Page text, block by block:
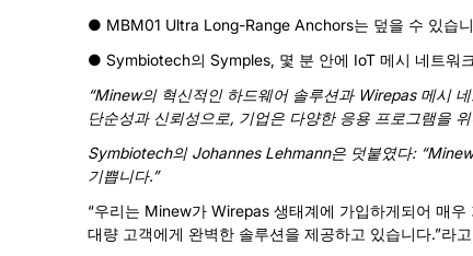
● MBM01 Ultra Long-Range Anchors는 덮을 수 있습
● Symbiotech의 Symples, 몇 분 안에 IoT 메시 네트워
“Minew의 혁신적인 하드웨어 솔루션과 Wirepas 메시
단순성과 신뢰성으로, 기업은 다양한 응용 프로그램을
Symbiotech의 Johannes Lehmann은 덧붙였다:
기쁩니다.”
“우리는 Minew가 Wirepas 생태계에 가입하게되어 매
대량 고객에게 완벽한 솔루션을 제공하고 있습니다.”라